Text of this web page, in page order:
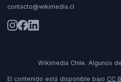
contacto@wikimedia.cl
Wikimedia Chile. Algunos
El contenido está disponible bajo CC